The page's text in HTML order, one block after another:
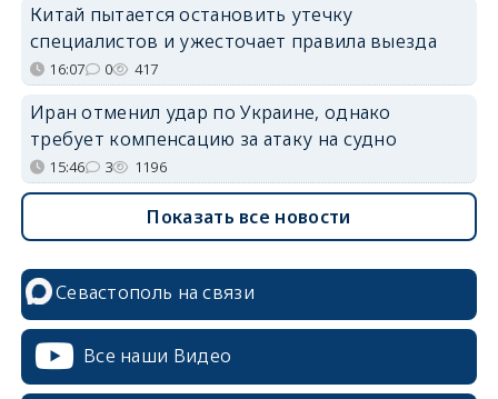
Китай пытается остановить утечку
специалистов и ужесточает правила выезда
16:07 0 417
Иран отменил удар по Украине, однако
требует компенсацию за атаку на судно
15:46 3 1196
Показать все новости
Севастополь на связи
Все наши Видео